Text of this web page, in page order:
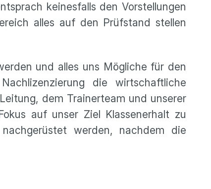
keinesfalls den Vorstellungen
alles auf den Prüfstand stellen
und alles uns Mögliche für den
die wirtschaftliche
dem Trainerteam und unserer
auf unser Ziel Klassenerhalt zu
werden, nachdem die